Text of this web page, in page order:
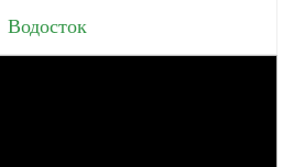
Водосток